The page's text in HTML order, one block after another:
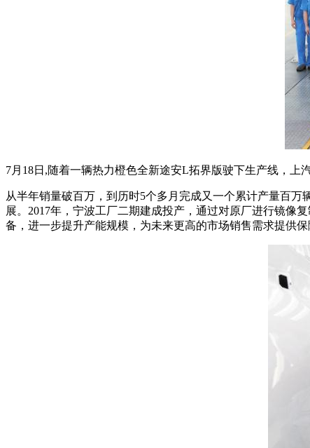
7月18日,随着一辆热力橙色全新途安L拓界版驶下生产线，上
从半年销量破百万，到历时5个多月完成又一个累计产量百
展。2017年，宁波工厂二期建成投产，通过对原厂进行镜像
备，进一步提升产能规模，为未来更高的市场销售需求提供保